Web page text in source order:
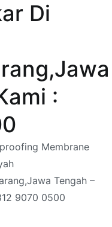
Di
:
Membrane
Tengah –
9070 0500